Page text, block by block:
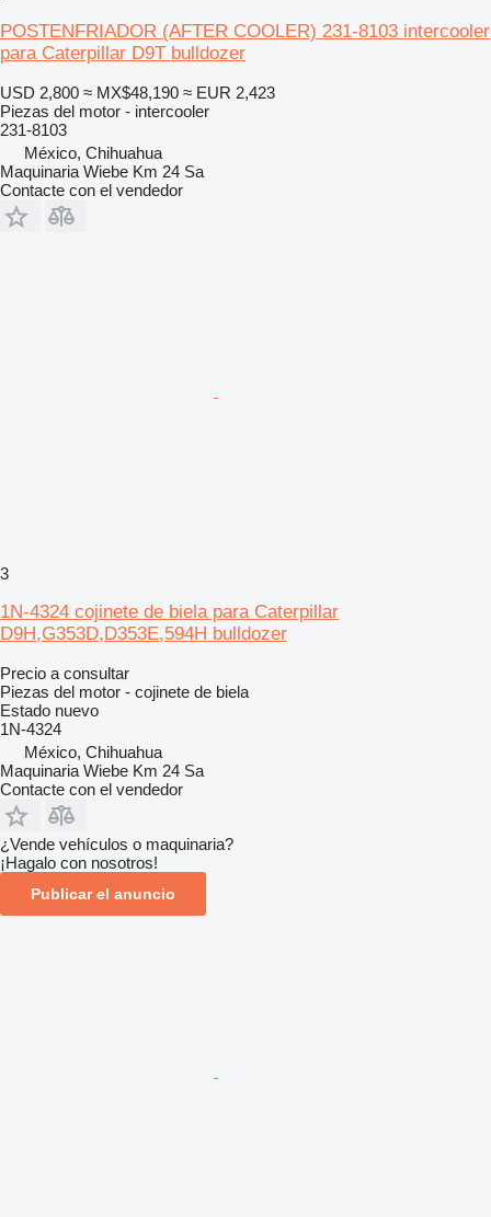
POSTENFRIADOR (AFTER COOLER) 231-8103 intercooler
para Caterpillar D9T bulldozer
USD 2,800 ≈ MX$48,190 ≈ EUR 2,423
Piezas del motor - intercooler
231-8103
México, Chihuahua
Maquinaria Wiebe Km 24 Sa
Contacte con el vendedor
3
1N-4324 cojinete de biela para Caterpillar
D9H,G353D,D353E,594H bulldozer
Precio a consultar
Piezas del motor - cojinete de biela
Estado nuevo
1N-4324
México, Chihuahua
Maquinaria Wiebe Km 24 Sa
Contacte con el vendedor
¿Vende vehículos o maquinaria?
¡Hagalo con nosotros!
Publicar el anuncio